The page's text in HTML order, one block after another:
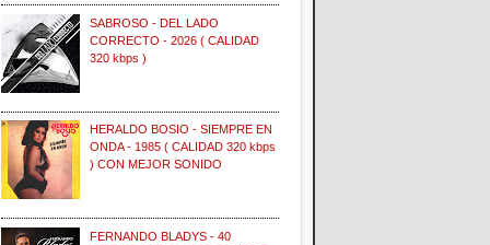
SABROSO - DEL LADO
CORRECTO - 2026 ( CALIDAD
320 kbps )
HERALDO BOSIO - SIEMPRE EN
ONDA - 1985 ( CALIDAD 320 kbps
) CON MEJOR SONIDO
FERNANDO BLADYS - 40